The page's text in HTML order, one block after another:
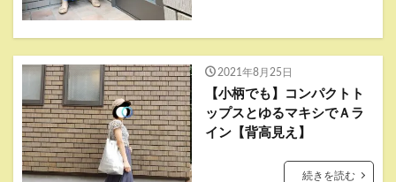
2021年8月25日
【小柄でも】コンパクトト
ップスとゆるマキシでＡラ
イン【背高見え】
続きを読む